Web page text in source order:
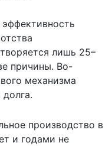
лишь 25–
причины. Во-
механизма
производство в
и годами не